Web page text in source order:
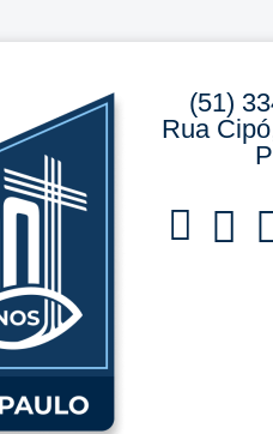
(51)
Rua